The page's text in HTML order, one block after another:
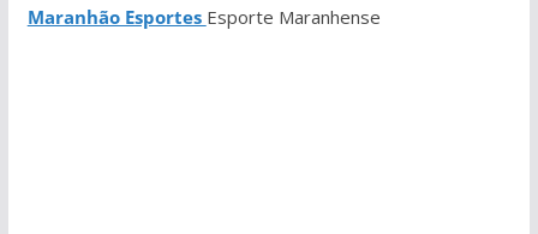
Maranhão Esportes Esporte Maranhense